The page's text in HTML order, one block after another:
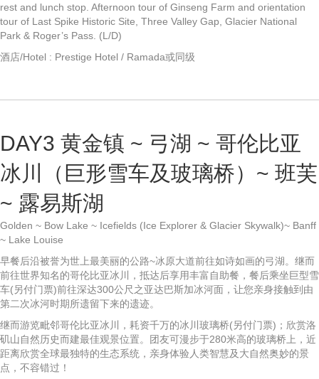
rest and lunch stop. Afternoon tour of Ginseng Farm and orientation
tour of Last Spike Historic Site, Three Valley Gap, Glacier National
Park & Roger’s Pass. (L/D)
酒店/Hotel : Prestige Hotel / Ramada或同级
DAY3 黄金镇 ~ 弓湖 ~ 哥伦比亚
冰川（巨形雪车及玻璃桥）~ 班芙
~ 露易斯湖
Golden ~ Bow Lake ~ Icefields (Ice Explorer & Glacier Skywalk)~ Banff
~ Lake Louise
早餐后沿被誉为世上最美丽的公路~冰原大道前往如诗如画的弓湖。继而
前往世界知名的哥伦比亚冰川，抵达后享用丰富自助餐，餐后乘坐巨型雪
车(另付门票)前往深达300公尺之亚达巴斯加冰河面，让您亲身接触到由
第二次冰河时期所遗留下来的遗迹。
继而游览毗邻哥伦比亚冰川，耗资千万的冰川玻璃桥(另付门票)；欣赏洛
矶山自然历史而建最佳观景位置。团友可漫步于280米高的玻璃桥上，近
距离欣赏全球最独特的生态系统，亲身体验人类智慧及大自然奥妙的景
点，不容错过！